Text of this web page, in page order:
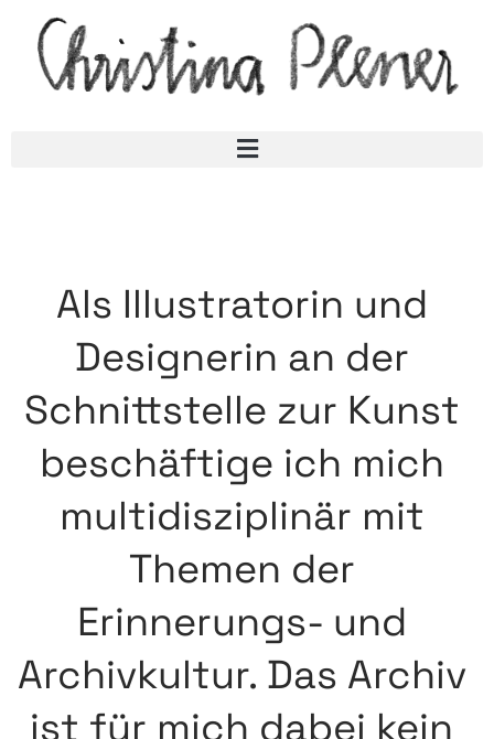
Als Illustratorin und
Designerin an der
Schnittstelle zur Kunst
beschäftige ich mich
multidisziplinär mit
Themen der
Erinnerungs- und
Archivkultur. Das Archiv
ist für mich dabei kein